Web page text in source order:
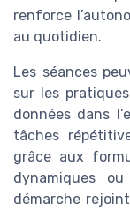
renforce
au quotidien.
Les séances
sur les
données dans
tâches
grâce aux
dynamiques
démarche